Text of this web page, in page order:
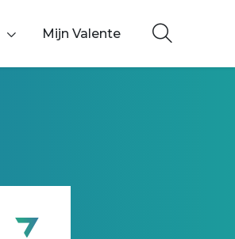
navigatie items
Mijn Valente